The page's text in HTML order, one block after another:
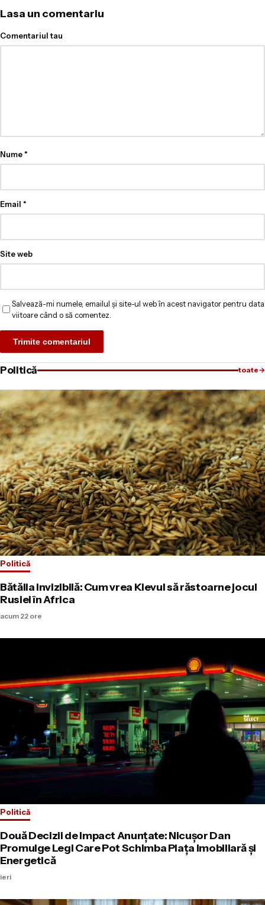
Lasa un comentariu
Comentariul tau
Nume*
Email *
Site web
Salvează-mi numele, emailul și site-ul web în acest navigator pentru data
viitoare când o să comentez.
Politică toate→
Politică
Bătălia invizibilă: Cum vrea Kievul să răstoarne jocul
Rusiei în Africa
acum 22 ore
Politică
Două Decizii de Impact Anunțate: Nicușor Dan
Promulge Legi Care Pot Schimba Piața Imobiliară și
Energetică
ieri